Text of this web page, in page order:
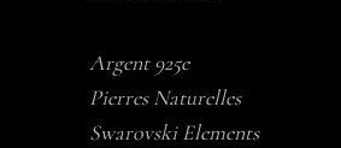
Argent 925e
Pierres Naturelles
Swarovski Elements